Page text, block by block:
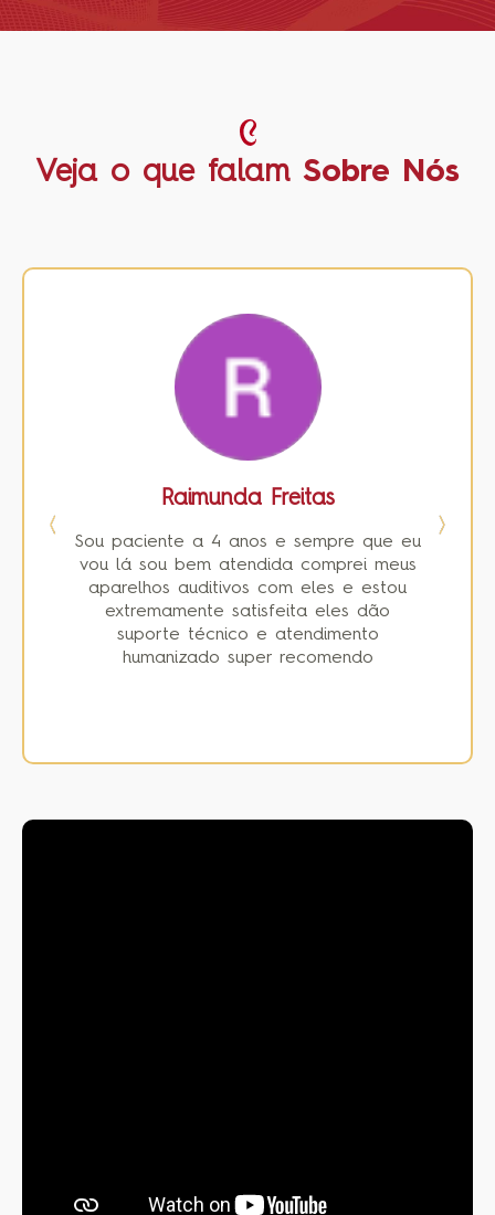
Veja o que falam Sobre Nós
Raimunda Freitas
Sou paciente a 4 anos e sempre que eu
vou lá sou bem atendida comprei meus
aparelhos auditivos com eles e estou
extremamente satisfeita eles dão
suporte técnico e atendimento
humanizado super recomendo